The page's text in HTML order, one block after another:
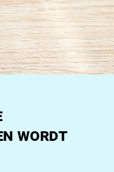
wordt